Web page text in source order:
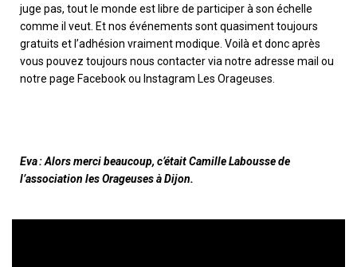
juge pas, tout le monde est libre de participer à son échelle
comme il veut. Etnos événements sont quasiment toujours
gratuits et l’adhésion vraiment modique. Voilà etdoncaprès
vous pouvez toujours nous contacter via notre adresse mail ou
notre page Facebook ou Instagram Les Orageuses.
Eva : Alors merci beaucoup, c’était Camille Labousse de
l’association les Orageuses à Dijon.